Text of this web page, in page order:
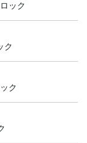
ック
ク
ク